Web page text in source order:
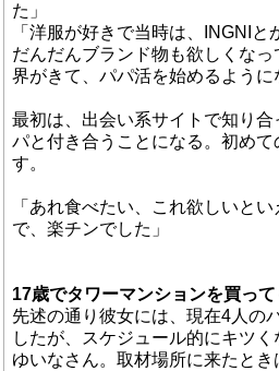
た」
「洋服が好きで当時は、INGNIと
だんだんブランド物も欲しくな
界がきて、パパ活を始めるように
最初は、出会い系サイトで知り
パと付き合うことになる。初め
す。
「あれ食べたい、これ欲しいと
で、楽チンでした」
17歳でタワーマンションを買っ
先述の通り彼女には、現在4人の
したが、スケジュール的にキツ
ゆいなさん。取材場所に来たと